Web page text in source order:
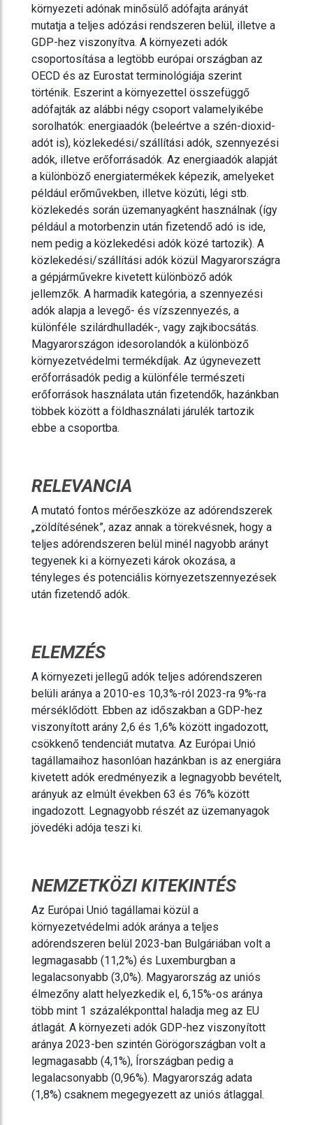
környezeti adónak minősülő adófajta arányát
mutatja a teljes adózási rendszeren belül, illetve a
GDP-hez viszonyítva. A környezeti adók
csoportosítása a legtöbb európai országban az
OECD és az Eurostat terminológiája szerint
történik. Eszerint a környezettel összefüggő
adófajták az alábbi négy csoport valamelyikébe
sorolhatók: energiaadók (beleértve a szén-dioxid-
adót is), közlekedési/szállítási adók, szennyezési
adók, illetve erőforrásadók. Az energiaadók alapját
a különböző energiatermékek képezik, amelyeket
például erőművekben, illetve közúti, légi stb.
közlekedés során üzemanyagként használnak (így
például a motorbenzin után fizetendő adó is ide,
nem pedig a közlekedési adók közé tartozik). A
közlekedési/szállítási adók közül Magyarországra
a gépjárművekre kivetett különböző adók
jellemzők. A harmadik kategória, a szennyezési
adók alapja a levegő- és vízszennyezés, a
különféle szilárdhulladék-, vagy zajkibocsátás.
Magyarországon idesorolandók a különböző
környezetvédelmi termékdíjak. Az úgynevezett
erőforrásadók pedig a különféle természeti
erőforrások használata után fizetendők, hazánkban
többek között a földhasználati járulék tartozik
ebbe a csoportba.
RELEVANCIA
A mutató fontos mérőeszköze az adórendszerek
„zöldítésének”, azaz annak a törekvésnek, hogy a
teljes adórendszeren belül minél nagyobb arányt
tegyenek ki a környezeti károk okozása, a
tényleges és potenciális környezetszennyezések
után fizetendő adók.
ELEMZÉS
A környezeti jellegű adók teljes adórendszeren
belüli aránya a 2010-es 10,3%-ról 2023-ra 9%-ra
mérséklődött. Ebben az időszakban a GDP-hez
viszonyított arány 2,6 és 1,6% között ingadozott,
csökkenő tendenciát mutatva. Az Európai Unió
tagállamaihoz hasonlóan hazánkban is az energiára
kivetett adók eredményezik a legnagyobb bevételt,
arányuk az elmúlt években 63 és 76% között
ingadozott. Legnagyobb részét az üzemanyagok
jövedéki adója teszi ki.
NEMZETKÖZI KITEKINTÉS
Az Európai Unió tagállamai közül a
környezetvédelmi adók aránya a teljes
adórendszeren belül 2023-ban Bulgáriában volt a
legmagasabb (11,2%) és Luxemburgban a
legalacsonyabb (3,0%). Magyarország az uniós
élmezőny alatt helyezkedik el, 6,15%-os aránya
több mint 1 százalékponttal haladja meg az EU
átlagát. A környezeti adók GDP-hez viszonyított
aránya 2023-ben szintén Görögországban volt a
legmagasabb (4,1%), Írországban pedig a
legalacsonyabb (0,96%). Magyarország adata
(1,8%) csaknem megegyezett az uniós átlaggal.